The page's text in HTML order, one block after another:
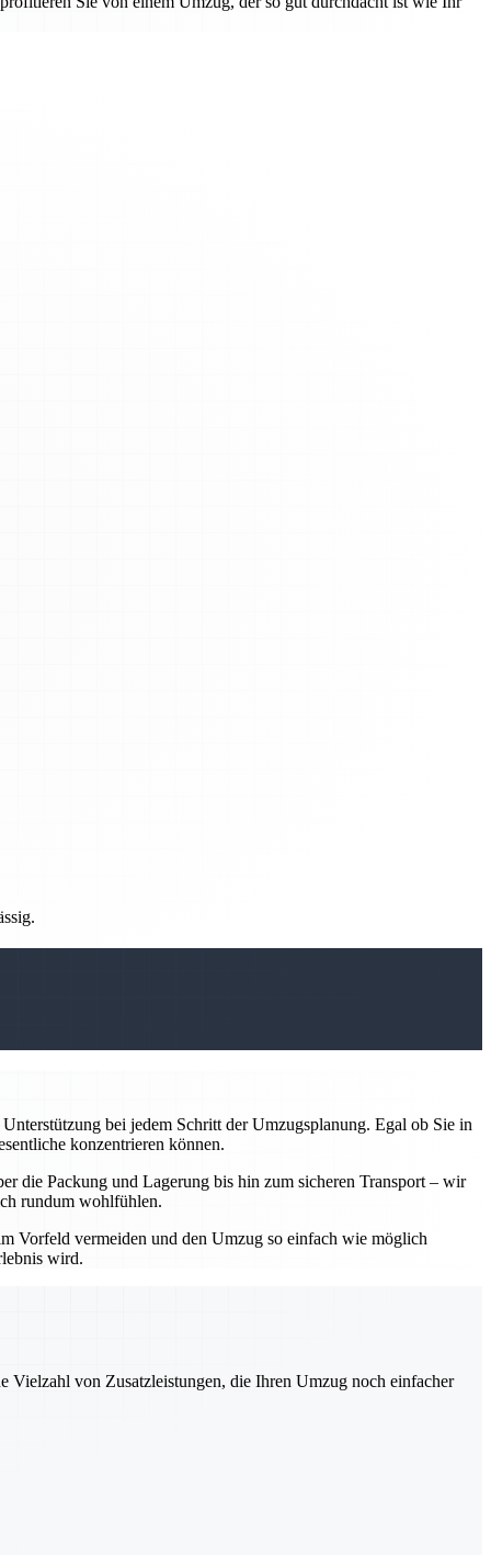
bei jedem Schritt der Umzugsplanung. Egal ob Sie in
konzentrieren können.
die Packung und Lagerung bis hin zum sicheren Transport – wir
rundum wohlfühlen.
Vorfeld vermeiden und den Umzug so einfach wie möglich
wird.
Vielzahl von Zusatzleistungen, die Ihren Umzug noch einfacher